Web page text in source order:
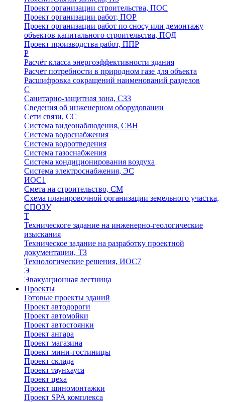
Проект организации строительства, ПОС
Проект организации работ, ПОР
Проект организации работ по сносу или демонтажу
объектов капитального строительства, ПОД
Проект производства работ, ППР
Р
Расчёт класса энергоэффективности здания
Расчет потребности в природном газе для объекта
Расшифровка сокращений наименований разделов
С
Санитарно-защитная зона, СЗЗ
Сведения об инженерном оборудовании
Сети связи, СС
Система видеонаблюдения, СВН
Система водоснабжения
Система водоотведения
Система газоснабжения
Система кондиционирования воздуха
Система электроснабжения, ЭС
ИОС1
Смета на строительство, СМ
Схема планировочной организации земельного участка,
СПОЗУ
Т
Техническоге задание на инженерно-геологические
изыскания
Техническое задание на разработку проектной
документации, ТЗ
Технологические решения, ИОC7
Э
Эвакуационная лестница
Проекты
Готовые проекты зданий
Проект автодороги
Проект автомойки
Проект автостоянки
Проект ангара
Проект магазина
Проект мини-гостиницы
Проект склада
Проект таунхауса
Проект цеха
Проект шиномонтажки
Проект SPA комплекса